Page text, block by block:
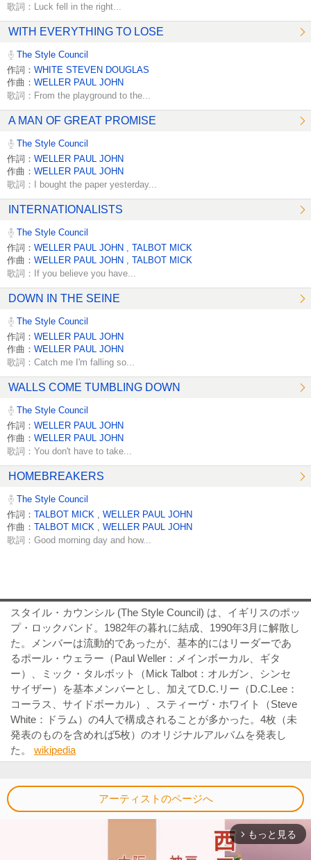
歌詞：Luck fell in the right...
WITH EVERYTHING TO LOSE
The Style Council
作詞： WHITE STEVEN DOUGLAS
作曲： WELLER PAUL JOHN
歌詞：From the playground to the...
A MAN OF GREAT PROMISE
The Style Council
作詞： WELLER PAUL JOHN
作曲： WELLER PAUL JOHN
歌詞：I bought the paper yesterday...
INTERNATIONALISTS
The Style Council
作詞： WELLER PAUL JOHN
TALBOT MICK
作曲： WELLER PAUL JOHN TALBOT MICK
歌詞：If you believe you have...
DOWN IN THE SEINE
The Style Council
作詞： WELLER PAUL JOHN
作曲： WELLER PAUL JOHN
歌詞：Catch me I'm falling so...
WALLS COME TUMBLING DOWN
The Style Council
作詞： WELLER PAUL JOHN
作曲： WELLER PAUL JOHN
歌詞：You don't have to take...
HOMEBREAKERS
The Style Council
作詞： TALBOT MICK
WELLER PAUL JOHN
作曲： TALBOT MICK WELLER PAUL JOHN
歌詞：Good morning day and how...
スタイル・カウンシル (The Style Council) は、イギリスのポッ
プ・ロックバンド。1982年の暮れに結成、1990年3月に解散し
た。メンバーは流動的であったが、基本的にはリーダーであ
るポール・ウェラー（Paul Weller：メインボーカル、ギタ
ー）、ミック・タルボット（Mick Talbot：オルガン、シンセ
サイザー）を基本メンバーとし、加えてD.C.リー（D.C.Lee：
コーラス、サイドボーカル）、スティーヴ・ホワイト（Steve
White：ドラム）の4人で構成されることが多かった。4枚（未
発表のものを含めれば5枚）のオリジナルアルバムを発表し
た。 wikipedia
アーティストのページへ
arrow_forward_ios もっと見る